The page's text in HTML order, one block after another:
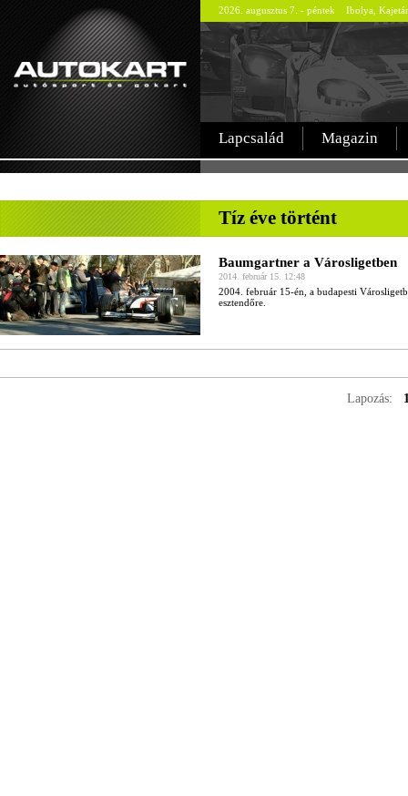
2026. augusztus 7. - péntek Ibolya,
Lapcsalád Magazin
Tíz éve történt
Baumgartner a Városligetben
2014. február 15. 12:48
2004. február 15-én, a budapesti
esztendőre.
Lapozás: